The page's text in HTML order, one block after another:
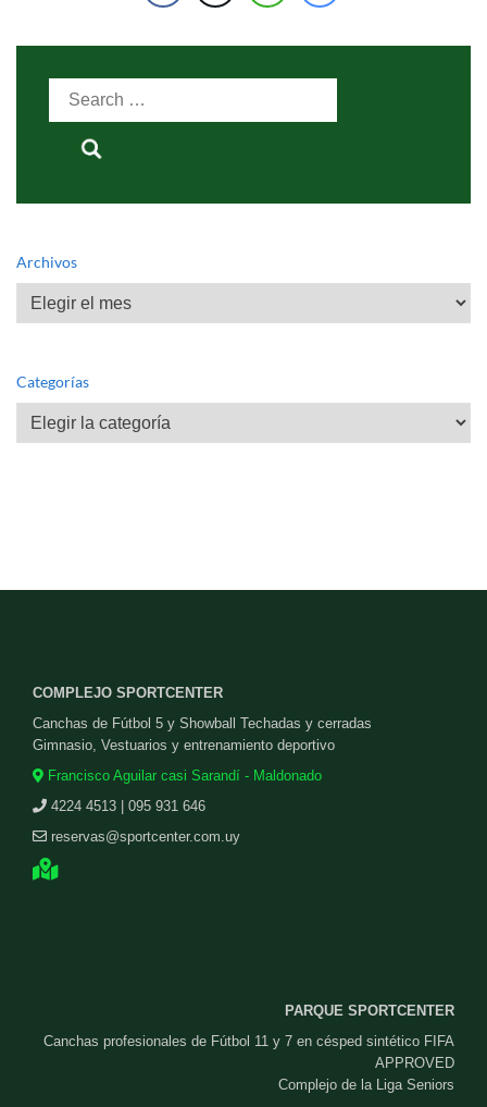
Search
for:
Archivos
Archivos
Categorías
Categorías
COMPLEJO SPORTCENTER
Canchas de Fútbol 5 y Showball Techadas y cerradas
Gimnasio, Vestuarios y entrenamiento deportivo
Francisco Aguilar casi Sarandí - Maldonado
4224 4513 | 095 931 646
reservas@sportcenter.com.uy
PARQUE SPORTCENTER
Canchas profesionales de Fútbol 11 y 7 en césped sintético FIFA
APPROVED
Complejo de la Liga Seniors